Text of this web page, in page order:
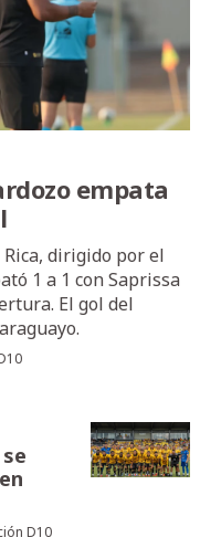
empata
dirigido por el
1 a 1 con Saprissa
El gol del
D10